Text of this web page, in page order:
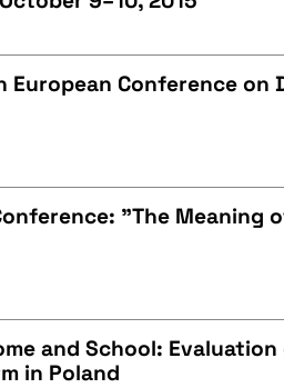
European Conference on
"The Meaning
and School:
in Poland